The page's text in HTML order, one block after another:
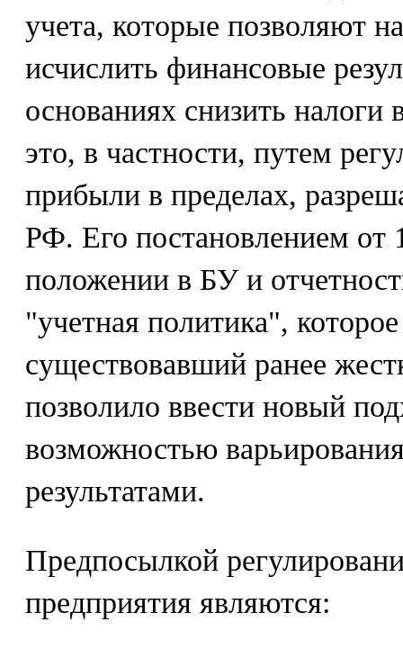
учета, которые позволяют
исчислить финансовые
основаниях снизить налоги
это, в частности, путем
прибыли в пределах,
РФ. Его постановлением
положении в БУ и
"учетная политика",
существовавший ранее
позволило ввести новый
возможностью
результатами.
Предпосылкой
предприятия являются: